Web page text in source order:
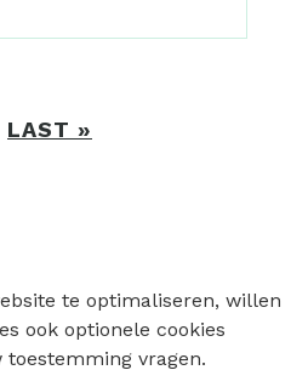
VOLGENDE
LAST »
te optimaliseren, willen
ook optionele cookies
vragen.